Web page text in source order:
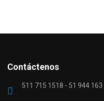
Contáctenos
511 715 1518 - 51 944 163